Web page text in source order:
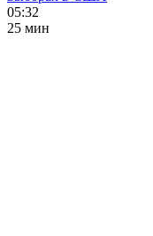
05:32
25 мин